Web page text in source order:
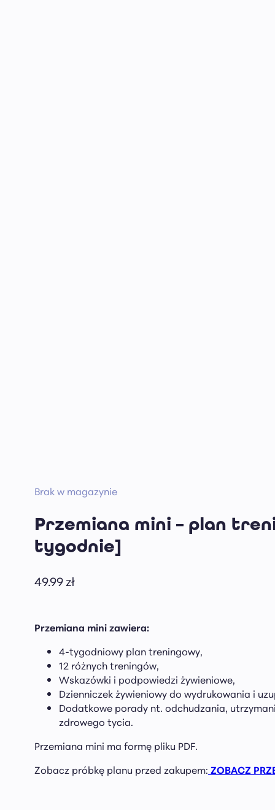
Brak w magazynie
Przemiana mini – plan
tygodnie]
49.99zł
Przemiana mini zawiera:
4-tygodniowy plan treningowy,
12 różnych treningów,
Wskazówki i podpowiedzi żywieniowe,
Dzienniczek żywieniowy do wydrukowania i
Dodatkowe porady nt. odchudzania,
zdrowego tycia.
Przemiana mini ma formę pliku PDF.
Zobacz próbkę planu przed zakupem: ZOBACZ